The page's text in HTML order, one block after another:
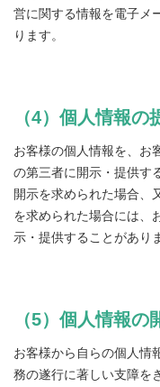
営に関する情報を電子メ
ります。
（4）個人情報の
お客様の個人情報を、お
の第三者に開示・提供す
開示を求められた場合、
を求められた場合には、
示・提供することがあり
（5）個人情報
お客様から自らの個人情
務の遂行に著しい支障を